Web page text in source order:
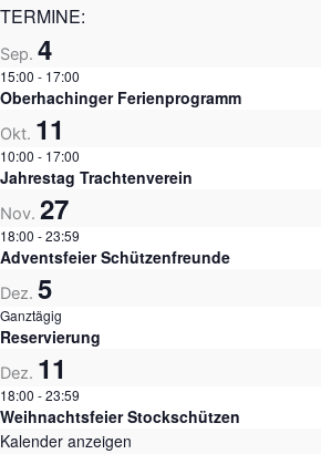
TERMINE:
Sep. 4
15:00 - 17:00
Oberhachinger Ferienprogramm
Okt. 11
10:00 - 17:00
Jahrestag Trachtenverein
Nov. 27
18:00 -23:59
Adventsfeier Schützenfreunde
Dez. 5
Ganztägig
Reservierung
Dez. 11
18:00 -23:59
Weihnachtsfeier Stockschützen
Kalender anzeigen